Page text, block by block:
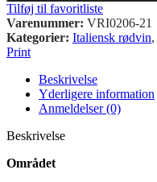
Tilføj til favoritliste
Varenummer: VRI0206-21
Kategorier: Italiensk rødvin,
Print
Beskrivelse
Yderligere information
Anmeldelser (0)
Beskrivelse
Området